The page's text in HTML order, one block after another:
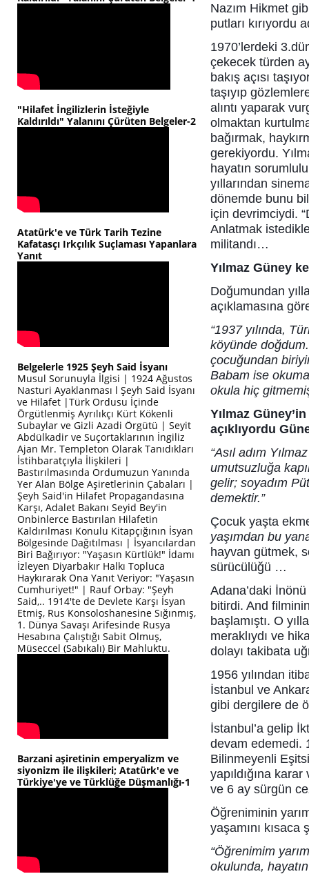
"Hilafet İngilizlerin İsteğiyle
Kaldırıldı" Yalanını Çürüten Belgeler-2
Atatürk'e ve Türk Tarih Tezine
Kafatasçı Irkçılık Suçlaması Yapanlara
Yanıt
Belgelerle 1925 Şeyh Said İsyanı
Musul Sorunuyla İlgisi | 1924 Ağustos
Nasturi Ayaklanması l Şeyh Said İsyanı
ve Hilafet |Türk Ordusu İçinde
Örgütlenmiş Ayrılıkçı Kürt Kökenli
Subaylar ve Gizli Azadi Örgütü | Seyit
Abdülkadir ve Suçortaklarının İngiliz
Ajan Mr. Templeton Olarak Tanıdıkları
İstihbaratçıyla İlişkileri |
Bastırılmasında Ordumuzun Yanında
Yer Alan Bölge Aşiretlerinin Çabaları |
Şeyh Said'in Hilafet Propagandasına
Karşı, Adalet Bakanı Seyid Bey'in
Onbinlerce Bastırılan Hilafetin
Kaldırılması Konulu Kitapçığının İsyan
Bölgesinde Dağıtılması | İsyancılardan
Biri Bağırıyor: "Yaşasın Kürtlük!" İdamı
İzleyen Diyarbakır Halkı Topluca
Haykırarak Ona Yanıt Veriyor: "Yaşasın
Cumhuriyet!" | Rauf Orbay: "Şeyh
Said,.. 1914'te de Devlete Karşı İsyan
Etmiş, Rus Konsoloshanesine Sığınmış,
1. Dünya Savaşı Arifesinde Rusya
Hesabına Çalıştığı Sabit Olmuş,
Müseccel (Sabıkalı) Bir Mahluktu.
Barzani aşiretinin emperyalizm ve
siyonizm ile ilişkileri; Atatürk'e ve
Türkiye'ye ve Türklüğe Düşmanlığı-1
Nazım Hikmet
putları kırıyordu
1970’lerdeki
çekecek türden
bakış açısı
taşıyıp
alıntı yaparak
olmaktan
bağırmak,
gerekiyordu.
hayatın
yıllarından
dönemde bunu
için devrimciydi.
Anlatmak
militandı…
Yılmaz Güney
Doğumundan
açıklamasına
“1937 yılında,
köyünde
çocuğundan
Babam ise
okula hiç
Yılmaz
açıklıyordu
“Asıl adım
umutsuzluğa
gelir; soyadım
demektir.”
Çocuk yaşta
yaşımdan bu
hayvan gütmek,
sürücülüğü …
Adana’daki
bitirdi. And
başlamıştı. O
meraklıydı ve
dolayı takibata
1956 yılından
İstanbul ve
gibi dergilere de
İstanbul’a gelip
devam edemedi.
Bilinmeyenli
yapıldığına
ve 6 ay sürgün
Öğreniminin
yaşamını
“Öğrenimim
okulunda,